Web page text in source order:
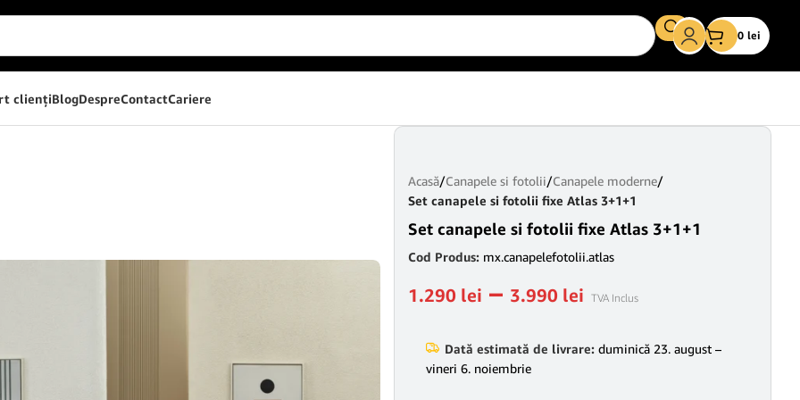
0 lei
clienţiBlogDespreContactCariere
Acasă/Canapele si fotolii/Canapele moderne/
Set canapele si fotolii fixe Atlas 3+1+1
Set canapele si fotolii fixe Atlas 3+1+1
Cod Produs: mx.canapelefotolii.atlas
1.290 lei – 3.990 lei TVA Inclus
Dată estimată de livrare: duminică 23. august –
vineri 6. noiembrie